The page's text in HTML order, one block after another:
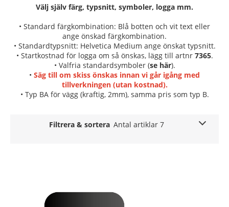
Välj själv färg, typsnitt, symboler, logga mm.
• Standard färgkombination: Blå botten och vit text eller
ange önskad färgkombination.
• Standardtypsnitt: Helvetica Medium ange önskat typsnitt.
• Startkostnad för logga om så önskas, lägg till artnr 7365.
• Valfria standardsymboler (se här).
• Säg till om skiss önskas innan vi går igång med
tillverkningen (utan kostnad).
• Typ BA för vägg (kraftig, 2mm), samma pris som typ B.
Filtrera & sortera Antal artiklar 7